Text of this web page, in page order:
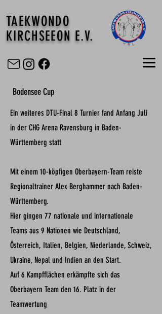
TAEKWONDO
KIRCHSEEON E.V.
Bodensee Cup
Ein weiteres DTU-Final 8 Turnier fand Anfang Juli
in der CHG Arena Ravensburg in Baden-
Württemberg statt
Mit einem 10-köpfigen Oberbayern-Team reiste
Regionaltrainer Alex Berghammer nach Baden-
Württemberg.
Hier gingen 77 nationale und internationale
Teams aus 9 Nationen wie Deutschland,
Österreich, Italien, Belgien, Niederlande, Schweiz,
Ukraine, Nepal und Indien an den Start.
Auf 6 Kampfflächen erkämpfte sich das
Oberbayern Team den 16. Platz in der
Teamwertung